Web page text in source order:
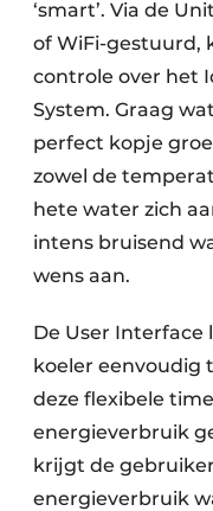
‘smart’. Via de
of WiFi-gestuurd,
controle over het
System. Graag
perfect kopje
zowel de
hete water zich
intens bruisend
wens aan.
De User Interface
koeler eenvoudig
deze flexibele
energieverbruik
krijgt de
energieverbruik